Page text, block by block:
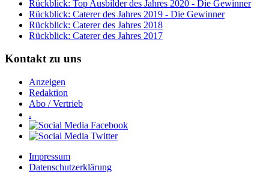
Rückblick: Top Ausbilder des Jahres 2020 - Die Gewinner
Rückblick: Caterer des Jahres 2019 - Die Gewinner
Rückblick: Caterer des Jahres 2018
Rückblick: Caterer des Jahres 2017
Kontakt zu uns
Anzeigen
Redaktion
Abo / Vertrieb
.
Impressum
Datenschutzerklärung